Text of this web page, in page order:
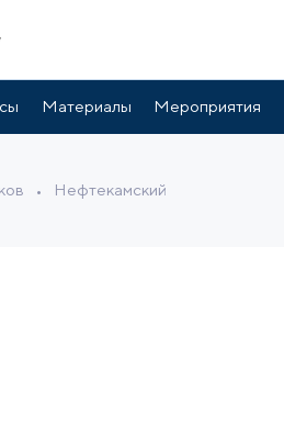
Материалы Мероприятия
• Нефтекамский